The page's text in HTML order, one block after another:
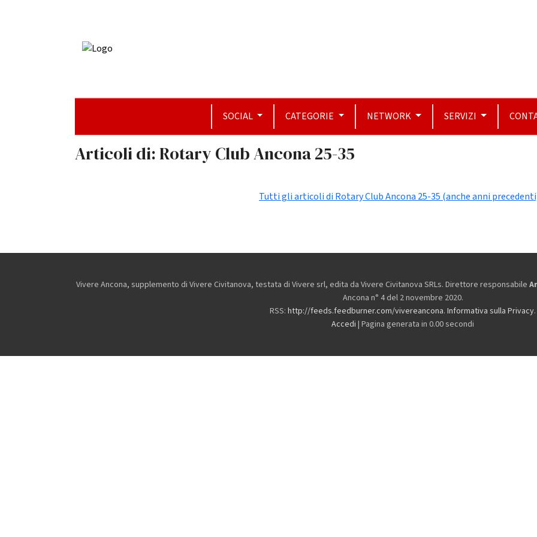
SOCIAL CATEGORIE NETWORK SERVIZI
Articoli di: Rotary Club Ancona 25-35
Tutti gli articoli di Rotary Club Ancona 25-35 (anche anni
Vivere Ancona, supplemento di Vivere Civitanova, testata di Vivere srl, edita da Vivere Civitanova SRLs. Direttore responsabile
Ancona n° 4 del 2 novembre 2020.
RSS: http://feeds.feedburner.com/vivereancona. Informativa sulla Privacy.
Accedi | Pagina generata in 0.00 secondi